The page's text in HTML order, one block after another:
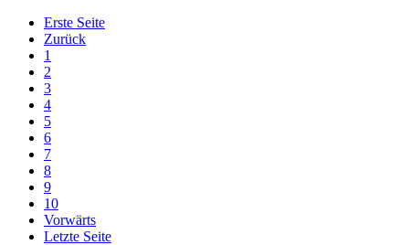
Erste Seite
Zurück
1
2
3
4
5
6
7
8
9
10
Vorwärts
Letzte Seite